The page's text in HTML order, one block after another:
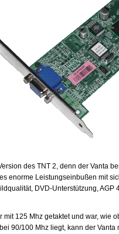
des TNT 2, denn der Vanta
enorme Leistungseinbußen mit
DVD-Unterstützung,
mit 125 Mhz getaktet und war, wie
90/100 Mhz liegt, kann der